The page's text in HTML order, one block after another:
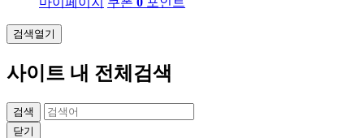
검색열기
사이트 내 전체검색
검색
닫기